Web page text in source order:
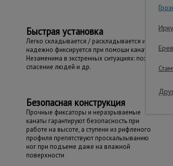
Быстрая установка
Легко складывается / раскладывается и
надежно фиксируется при помощи канатов.
Незаменима в экстренных ситуациях: пожар,
спасение людей и др.
Безопасная конструкция
Прочные фиксаторы и неразрываемые
канаты гарантируют безопасность при
работе на высоте, а ступени из рифленого
профиля препятствуют проскальзыванию
ног при подъеме даже на влажной
поверхности